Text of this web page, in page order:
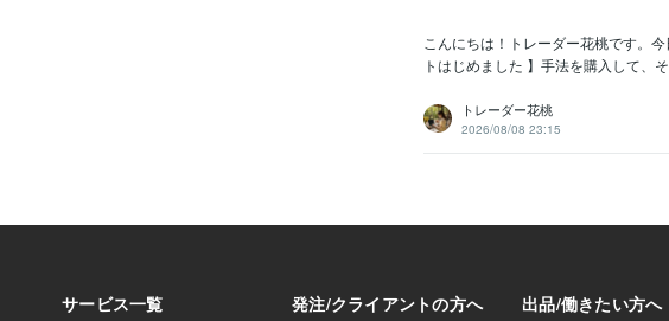
こんにちは！トレーダー花桃です。
トはじめました 】手法を購入して、
トレーダー花桃
2026/08/08 23:15